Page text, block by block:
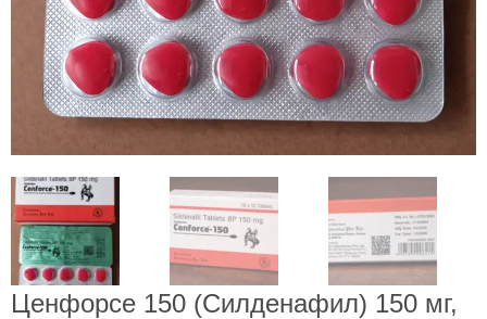
Ценфорсе 150 (Силденафил) 150 мг,